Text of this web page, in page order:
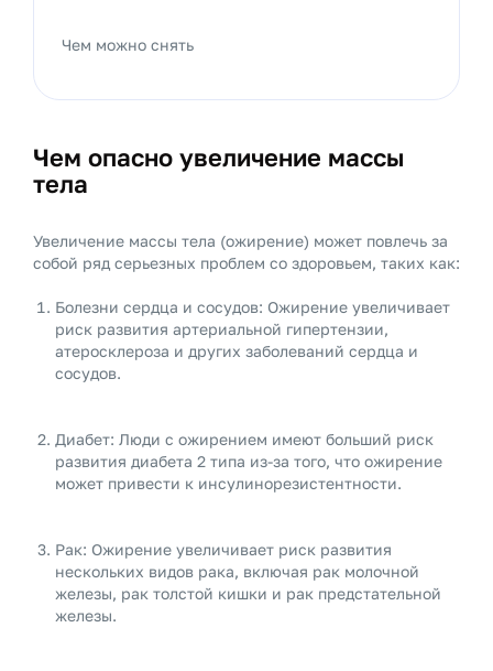
Чем опасно увеличение массы
тела
Увеличение массы тела (ожирение) может повлечь за
собой ряд серьезных проблем со здоровьем, таких как:
Болезни сердца и сосудов: Ожирение увеличивает
риск развития артериальной гипертензии,
атеросклероза и других заболеваний сердца и
сосудов.
Диабет: Люди с ожирением имеют больший риск
развития диабета 2 типа из-за того, что ожирение
может привести к инсулинорезистентности.
Рак: Ожирение увеличивает риск развития
нескольких видов рака, включая рак молочной
железы, рак толстой кишки и рак предстательной
железы.
Чем можно снять